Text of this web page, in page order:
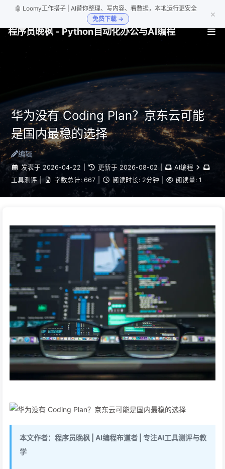
🤖 Loomy工作搭子 | AI替你整理、写内容、看数据，本地运行更安全
免费下载 →
×
程序员晚枫 - Python自动化办公与AI编程
华为没有 Coding Plan？京东云可能
是国内最稳的选择
编辑
发表于 2026-04-22 更新于 2026-08-02
AI编程
工具测评 | 字数总计: 667 阅读时长: 2分钟 阅读量: 1
本文作者：程序员晚枫 | AI编程布道者 | 专注AI工具测评与教
学